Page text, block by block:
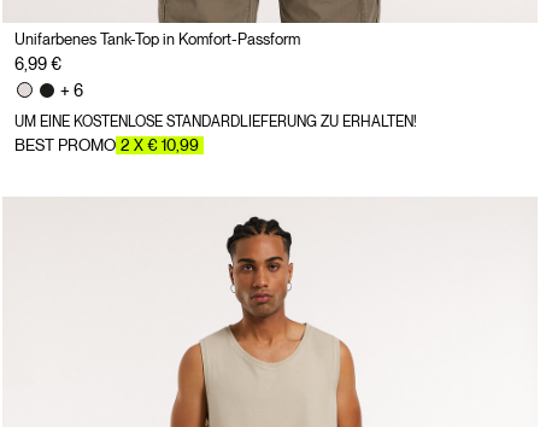
Unifarbenes Tank-Top in Komfort-Passform
6,99 €
+ 6
UM EINE KOSTENLOSE STANDARDLIEFERUNG ZU ERHALTEN!
BEST PROMO 2 X € 10,99